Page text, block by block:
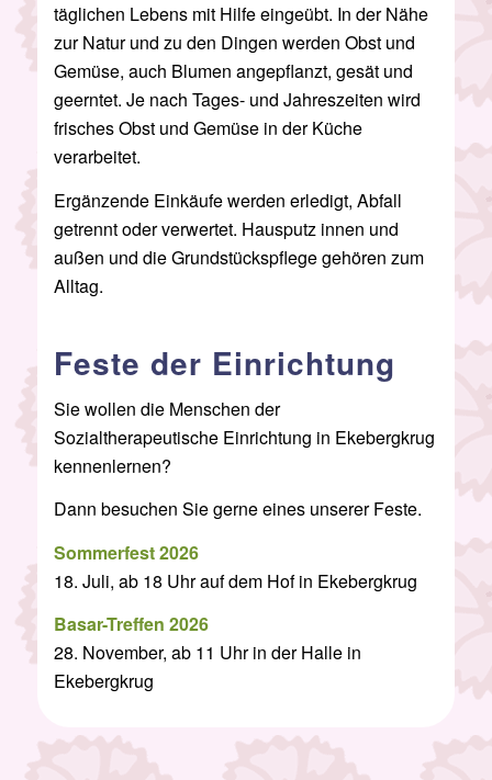
täglichen Lebens mit Hilfe eingeübt. In der Nähe
zur Natur und zu den Dingen werden Obst und
Gemüse, auch Blumen angepflanzt, gesät und
geerntet. Je nach Tages- und Jahreszeiten wird
frisches Obst und Gemüse in der Küche
verarbeitet.
Ergänzende Einkäufe werden erledigt, Abfall
getrennt oder verwertet. Hausputz innen und
außen und die Grundstückspflege gehören zum
Alltag.
Feste der Einrichtung
Sie wollen die Menschen der
Sozialtherapeutische Einrichtung in Ekebergkrug
kennenlernen?
Dann besuchen Sie gerne eines unserer Feste.
Sommerfest 2026
18. Juli, ab 18 Uhr auf dem Hof in Ekebergkrug
Basar-Treffen 2026
28. November, ab 11 Uhr in der Halle in
Ekebergkrug